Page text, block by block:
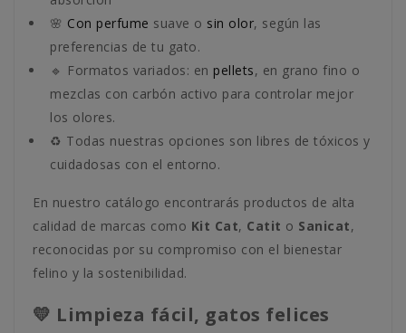
🌸 Con perfume suave o sin olor, según las
preferencias de tu gato.
🔹 Formatos variados: en pellets, en grano fino o
mezclas con carbón activo para controlar mejor
los olores.
♻️ Todas nuestras opciones son libres de tóxicos y
cuidadosas con el entorno.
En nuestro catálogo encontrarás productos de alta
calidad de marcas como Kit Cat, Catit o Sanicat,
reconocidas por su compromiso con el bienestar
felino y la sostenibilidad.
💛 Limpieza fácil, gatos felices